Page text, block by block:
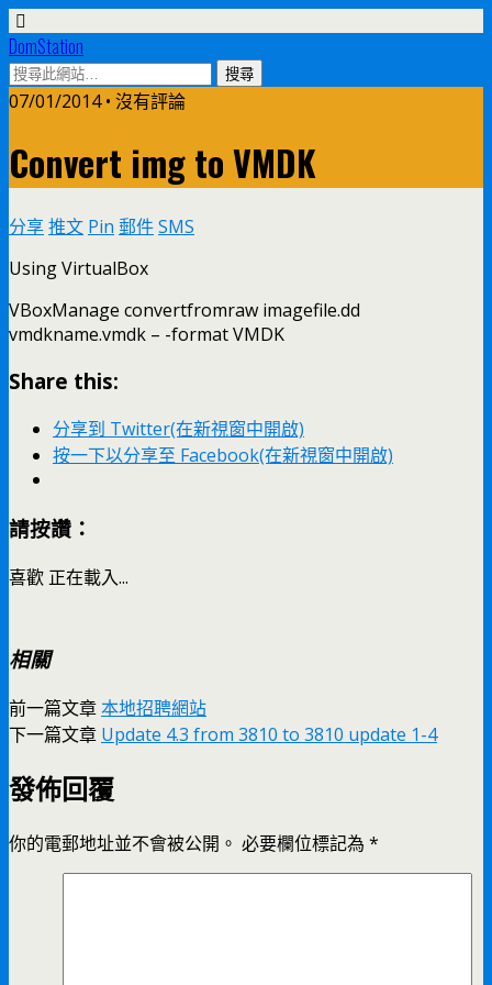
DomStation
07/01/2014 • 沒有評論
Convert img to VMDK
分享推文 Pin 郵件SMS
Using VirtualBox
VBoxManage convertfromraw imagefile.dd
vmdkname.vmdk – -format VMDK
Share this:
分享到 Twitter(在新視窗中開啟)
按一下以分享至 Facebook(在新視窗中開啟)
請按讚：
喜歡 正在載入...
相關
前一篇文章本地招聘網站
下一篇文章 Update 4.3 from 3810 to 3810 update 1-4
發佈回覆
你的電郵地址並不會被公開。 必要欄位標記為 *